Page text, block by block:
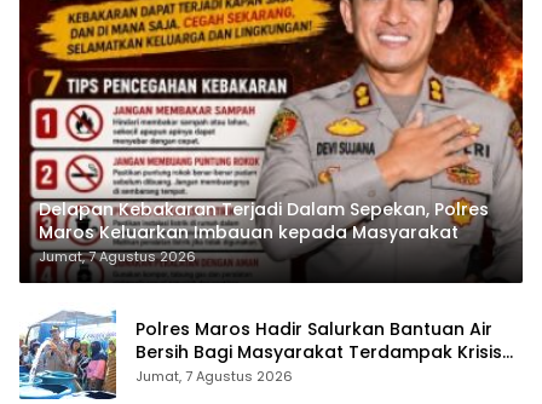
Delapan Kebakaran Terjadi Dalam Sepekan, Polres
Maros Keluarkan Imbauan kepada Masyarakat
Jumat, 7 Agustus 2026
Polres Maros Hadir Salurkan Bantuan Air
Bersih Bagi Masyarakat Terdampak Krisis
Air Bersih Di Maros
Jumat, 7 Agustus 2026